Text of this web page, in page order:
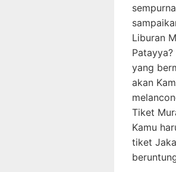
Liburan
yang
akan
Tiket
Kamu
tiket